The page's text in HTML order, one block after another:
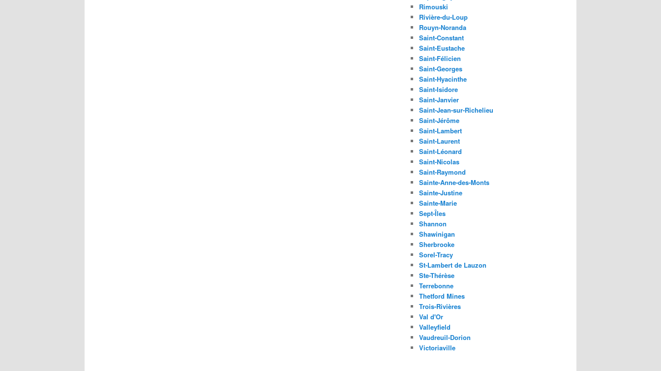
Rimouski
Rivière-du-Loup
Rouyn-Noranda
Saint-Constant
Saint-Eustache
Saint-Félicien
Saint-Georges
Saint-Hyacinthe
Saint-Isidore
Saint-Janvier
Saint-Jean-sur-Richelieu
Saint-Jérôme
Saint-Lambert
Saint-Laurent
Saint-Léonard
Saint-Nicolas
Saint-Raymond
Sainte-Anne-des-Monts
Sainte-Justine
Sainte-Marie
Sept-Îles
Shannon
Shawinigan
Sherbrooke
Sorel-Tracy
St-Lambert de Lauzon
Ste-Thérèse
Terrebonne
Thetford Mines
Trois-Rivières
Val d'Or
Valleyfield
Vaudreuil-Dorion
Victoriaville